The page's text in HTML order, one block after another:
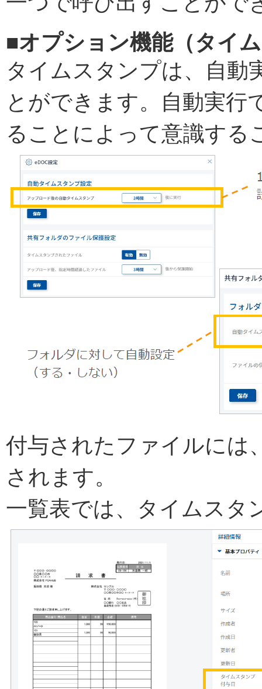
■オプション機能（タイ
タイムスタンプは、自動
とができます。自動実行
ることによって意識する
付与されたファイルには
されます。
一覧表では、タイムスタ